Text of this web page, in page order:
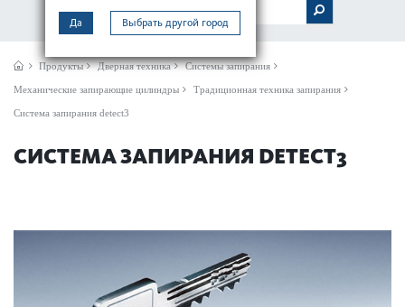
Да Выбрать другой город
МЕНЮ
Продукты Дверная техника Системы запирания
Механические запирающие цилиндры Традиционная техника запирания
Система запирания detect3
СИСТЕМА ЗАПИРАНИЯ DETECT3